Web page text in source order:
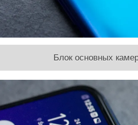
Блок основных